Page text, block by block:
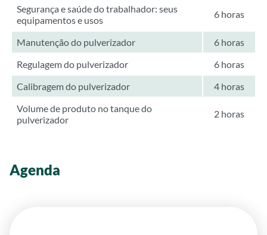
Segurança e saúde do trabalhador: seus
equipamentos e usos
6 horas
Manutenção do pulverizador
6 horas
Regulagem do pulverizador
6 horas
Calibragem do pulverizador
4 horas
Volume de produto no tanque do
pulverizador
2 horas
Agenda